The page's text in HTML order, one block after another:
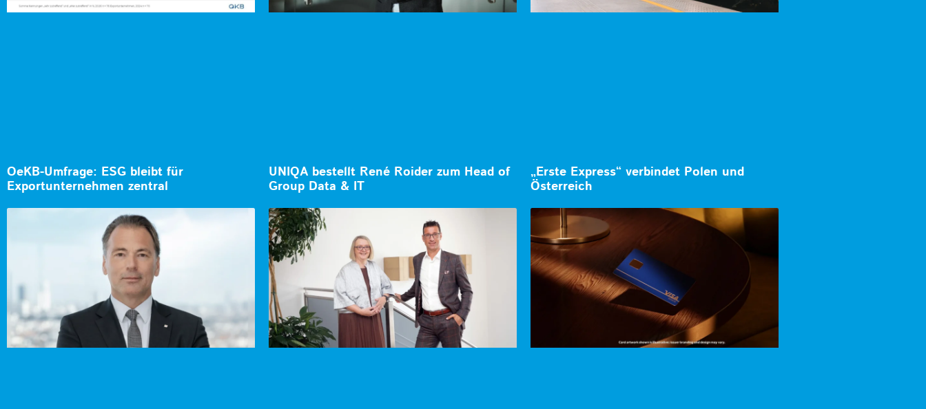
OeKB-Umfrage: ESG bleibt für
Exportunternehmen zentral
UNIQA bestellt René Roider zum Head of
Group Data & IT
„Erste Express“ verbindet Polen und
Österreich